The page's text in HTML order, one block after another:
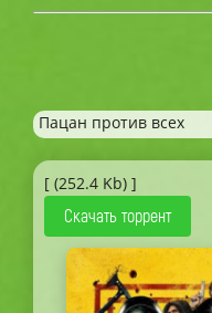
Пацан против всех
[ (252.4 Kb) ]
Скачать торрент